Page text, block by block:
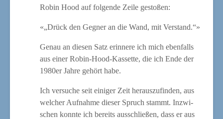
Robin Hood auf fol­gen­de Zei­le gestoßen:
«„Drück den Geg­ner an die Wand, mit Verstand.“»
Genau an die­sen Satz erin­ne­re ich mich eben­falls
aus einer Robin-Hood-Kas­set­te, die ich Ende der
1980er Jah­re gehört habe.
Ich ver­su­che seit eini­ger Zeit her­aus­zu­fin­den, aus
wel­cher Auf­nah­me die­ser Spruch stammt. Inzwi­
schen konn­te ich bereits aus­schlie­ßen, dass er aus